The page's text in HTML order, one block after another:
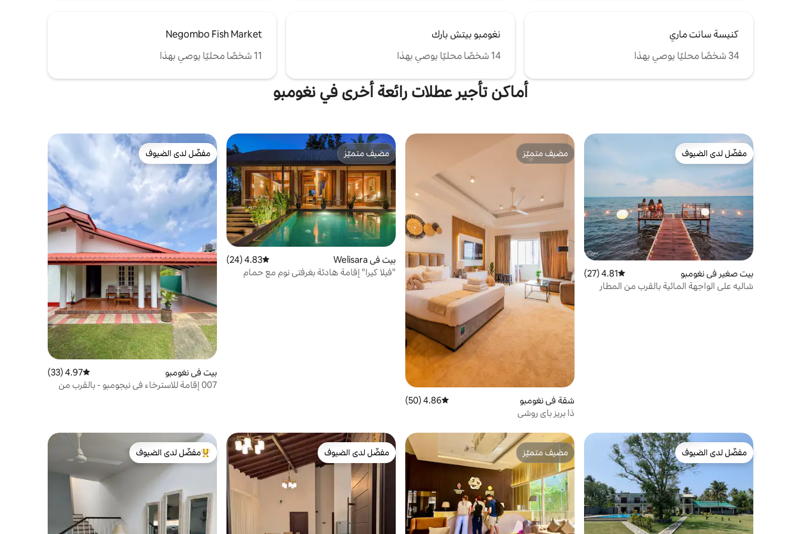
كنيسة سانت ماري
34 شخصًا محليًا يوصي بهذا
نغومبو بيتش بارك
14 شخصًا محليًا يوصي بهذا
Negombo Fish Market
11 شخصًا محليًا يوصي بهذا
أماكن تأجير عطلات رائعة أخرى في نغومبو
مفضّل لدى الضيوف
مفضّل لدى الضيوف
بيت صغير في نغومبو متوسط التقييم 4.81 من 5، 27 مراجعات
4.81 (27)
شاليه على الواجهة المائية بالقرب من المطار
مضيف متميّز
مضيف متميّز
شقة في نغومبو متوسط التقييم 4.86 من 5، 50 مراجعات
4.86 (50)
ذا بريز باي روشي
مضيف متميّز
مضيف متميّز
بيت في Welisara متوسط التقييم 4.83 من 5، 24 مراجعات
4.83 (24)
"فيلا كيرا" إقامة هادئة بغرفتي نوم مع حمام
مفضّل لدى الضيوف
مفضّل لدى الضيوف
بيت في نغومبو متوسط التقييم 4.97 من 5، 33 مراجعات
4.97 (33)
007 إقامة للاسترخاء في نيجومبو - بالقرب من
مفضّل لدى الضيوف
مفضّل لدى الضيوف
مضيف متميّز
مضيف متميّز
مفضّل لدى الضيوف
مفضّل لدى الضيوف
من أبرز البيوت المفضّلة لدى الضيوف
مفضّل لدى الضيوف